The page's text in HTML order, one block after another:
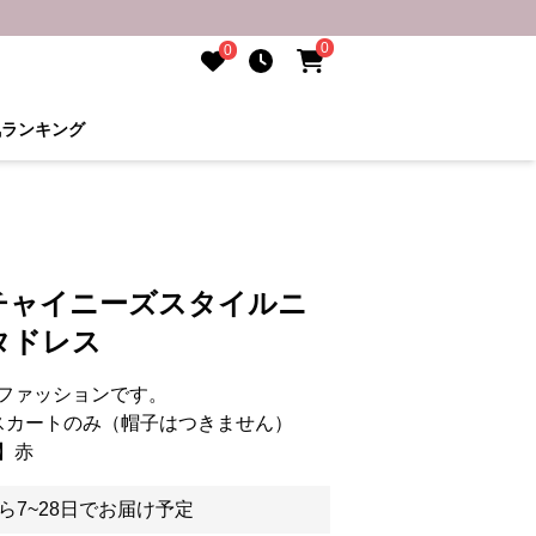
0 0
ンキング
イニーズスタイルニ
ドレス
ァッションです。
ートのみ（帽子はつきません）
赤
7~28日でお届け予定